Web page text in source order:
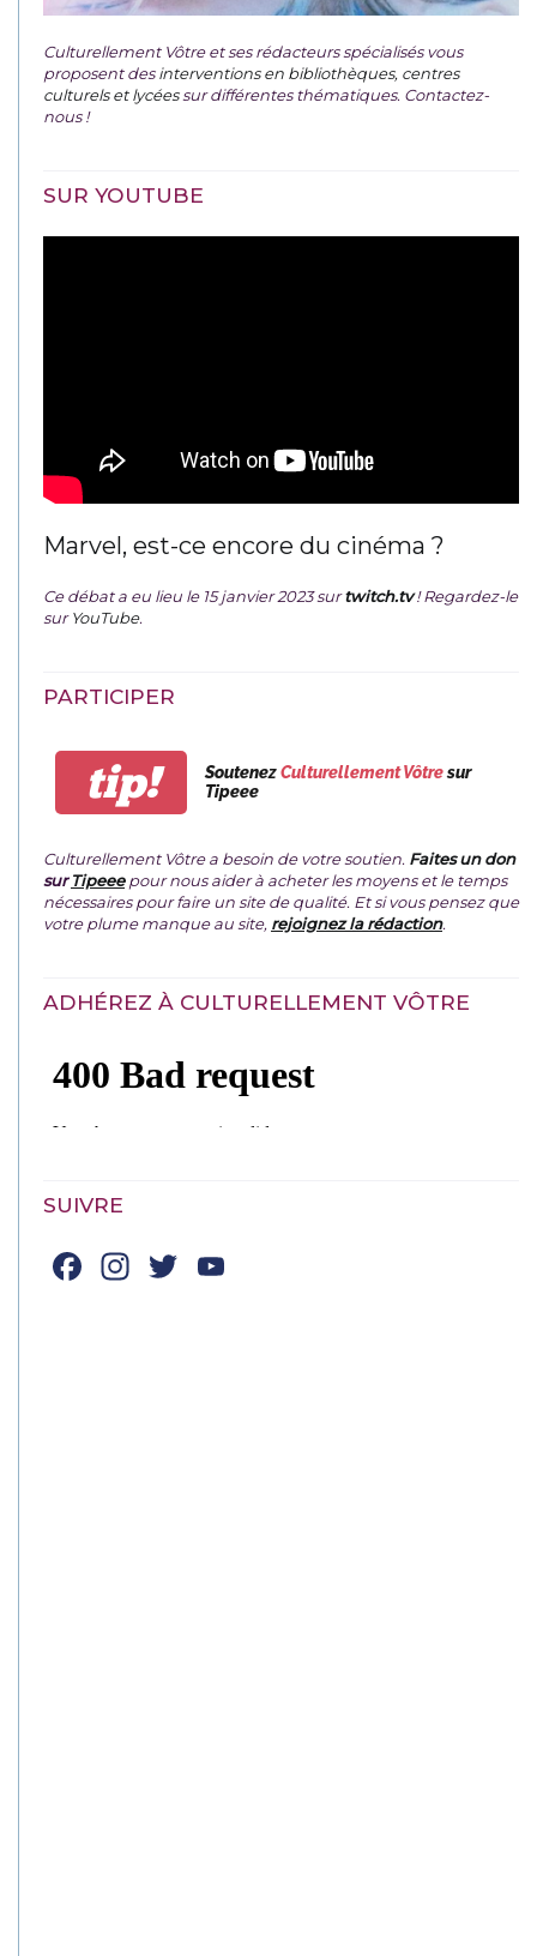
Culturellement Vôtre et ses rédacteurs spécialisés vous
proposent desinterventions en bibliothèques, centres
culturels et lycéessur différentes thématiques. Contactez-
nous !
SUR YOUTUBE
Marvel, est-ce encore du cinéma ?
Ce débat a eu lieu le 15 janvier 2023 surtwitch.tv ! Regardez-le
surYouTube.
PARTICIPER
tip! SoutenezCulturellement Vôtresur
Tipeee
Culturellement Vôtre a besoin de votre soutien. Faites un don
surTipeeepour nous aider à acheter les moyens et le temps
nécessaires pour faire un site de qualité. Et si vous pensez que
votre plume manque au site, rejoignez la rédaction.
ADHÉREZ À CULTURELLEMENT VÔTRE
SUIVRE
Facebook
Instagram
Twitter